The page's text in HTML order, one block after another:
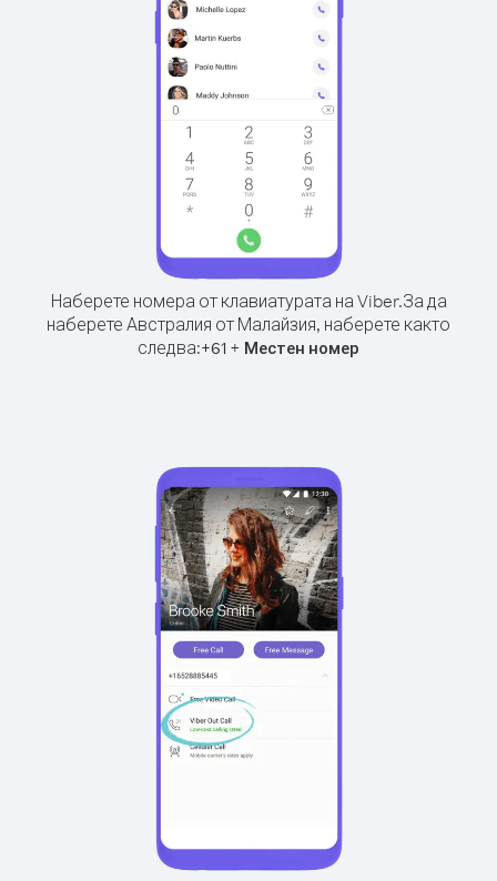
Наберете номера от клавиатурата на Viber.За да
наберете Австралия от Малайзия, наберете както
следва:+61 + Местен номер